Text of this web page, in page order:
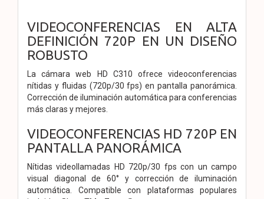
VIDEOCONFERENCIAS EN ALTA
DEFINICIÓN 720P EN UN DISEÑO
ROBUSTO
La cámara web HD C310 ofrece videoconferencias
nítidas y fluidas (720p/30 fps) en pantalla panorámica.
Corrección de iluminación automática para conferencias
más claras y mejores.
VIDEOCONFERENCIAS HD 720P EN
PANTALLA PANORÁMICA
Nítidas videollamadas HD 720p/30 fps con un campo
visual diagonal de 60° y corrección de iluminación
automática. Compatible con plataformas populares